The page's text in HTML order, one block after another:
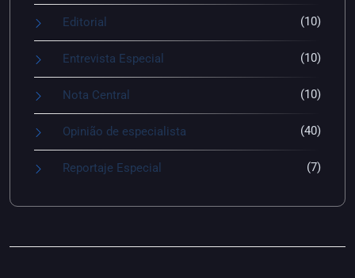
Editorial (10)
Entrevista Especial (10)
Nota Central (10)
Opinião de especialista (40)
Reportaje Especial (7)